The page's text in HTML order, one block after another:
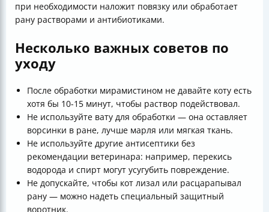
при необходимости наложит повязку или обработает
рану растворами и антибиотиками.
Несколько важных советов по
уходу
После обработки мирамистином не давайте коту есть
хотя бы 10-15 минут, чтобы раствор подействовал.
Не используйте вату для обработки — она оставляет
ворсинки в ране, лучше марля или мягкая ткань.
Не используйте другие антисептики без
рекомендации ветеринара: например, перекись
водорода и спирт могут усугубить повреждение.
Не допускайте, чтобы кот лизал или расцарапывал
рану — можно надеть специальный защитный
воротник.